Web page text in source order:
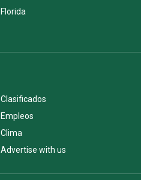
Florida
Clasificados
Empleos
Clima
Advertise with us